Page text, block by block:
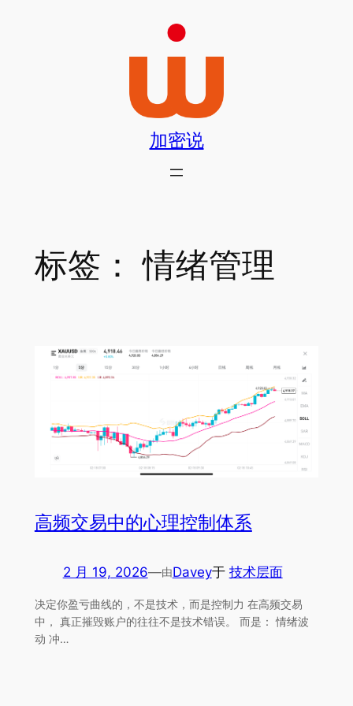
加密说
标签：情绪管理
高频交易中的心理控制体系
2 月 19, 2026—由Davey于 技术层面
决定你盈亏曲线的，不是技术，而是控制力 在高频交易
中， 真正摧毁账户的往往不是技术错误。 而是： 情绪波
动 冲…